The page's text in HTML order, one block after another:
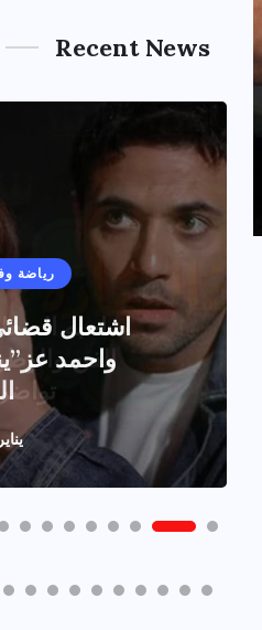
Recent News
رياضة
اشتعال
واحمد
يناير 2,